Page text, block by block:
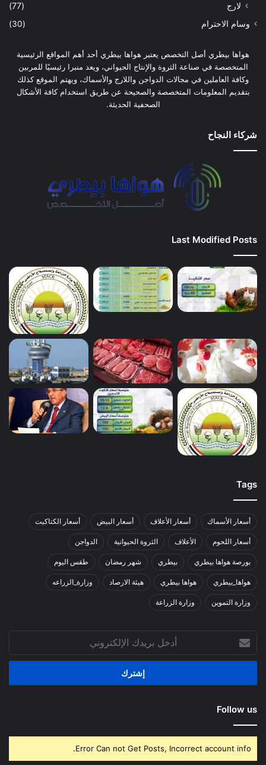
لارج
(77)
وسام الاحترام (30)
هواها بيطري أصل التخصص يعتبر هواها بيطري أحد أهم المواقع الرئيسية
المتخصصة في صناعة الثروة والإنتاج الحيواني، ويعد منبرا رئيسيًا للمربين
وكافة العاملين في مجالات الدواجن واللارج والأسماك، ويهتم الموقع كذلك
بتقديم المعلومات المتخصصة والصحيحة عن طريق استخدام كافة الأشكال
الصحفية الحديثة.
شركاء النجاح
Last Modified Posts
Tags
أسعار الأسماك أسعار الأعلاف أسعار البيض أسعار الكتاكيت
أسعار اللحوم الأعلاف الثروة الحيوانية الدواجن
بورصة هواها بيطري بيطري شهر رمضان طقس اليوم
هواها_بيطري هواها بيطري هيئة الارصاد وزارة_الزراعه
وزارة التموين وزارة الزراعة
بريدك
الإلكتروني
Follow us
Error Can not Get Posts, Incorrect account info.